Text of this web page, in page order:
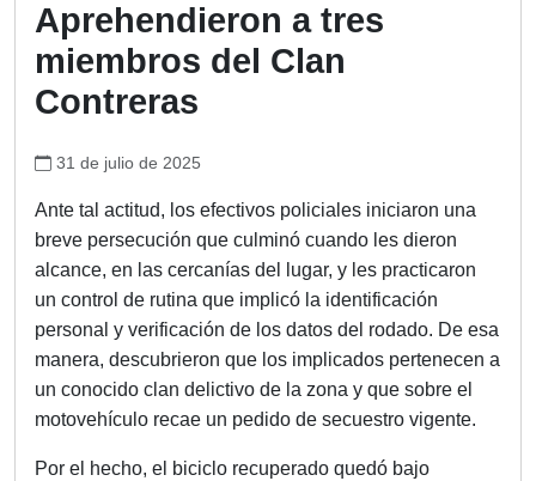
Aprehendieron a tres
miembros del Clan
Contreras
31 de julio de 2025
Ante tal actitud, los efectivos policiales iniciaron una
breve persecución que culminó cuando les dieron
alcance, en las cercanías del lugar, y les practicaron
un control de rutina que implicó la identificación
personal y verificación de los datos del rodado. De esa
manera, descubrieron que los implicados pertenecen a
un conocido clan delictivo de la zona y que sobre el
motovehículo recae un pedido de secuestro vigente.
Por el hecho, el biciclo recuperado quedó bajo